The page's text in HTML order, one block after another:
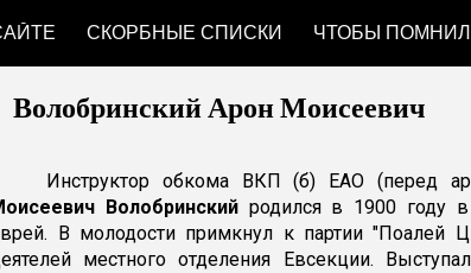
content Skip to
СКОРБНЫЕ СПИСКИ ЧТОБЫ
Волобринский Арон Моисеевич
Инструктор обкома ВКП (б) ЕАО (перед
Волобринскийродился в 1900 году в
В молодости примкнул к партии "Поалей
местного отделения Евсекции.